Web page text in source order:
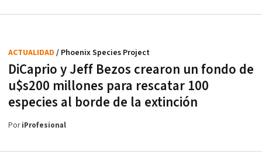
DiCaprio y Jeff Bezos crearon un fondo de
u$s200 millones para rescatar 100
especies al borde de la extinción
ACTUALIDAD / Phoenix Species Project
PoriProfesional